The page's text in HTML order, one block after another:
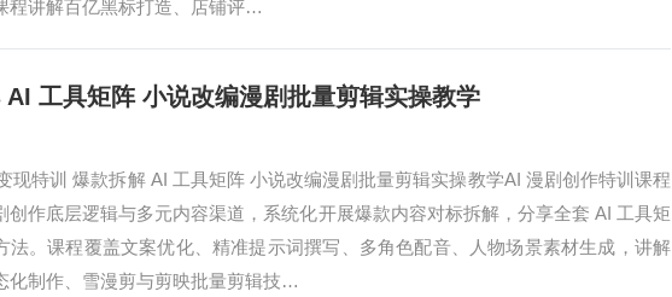
程讲解百亿黑标打造、店铺评…
工具矩阵 小说改编漫剧批量剪辑实操教学
现特训 爆款拆解 AI 工具矩阵 小说改编漫剧批量剪辑实操教学AI 漫剧创作特训课程
创作底层逻辑与多元内容渠道，系统化开展爆款内容对标拆解，分享全套 AI 工具矩
法。课程覆盖文案优化、精准提示词撰写、多角色配音、人物场景素材生成，讲解
化制作、雪漫剪与剪映批量剪辑技…